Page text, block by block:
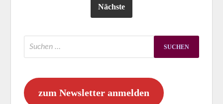
Nächste
zum Newsletter anmelden